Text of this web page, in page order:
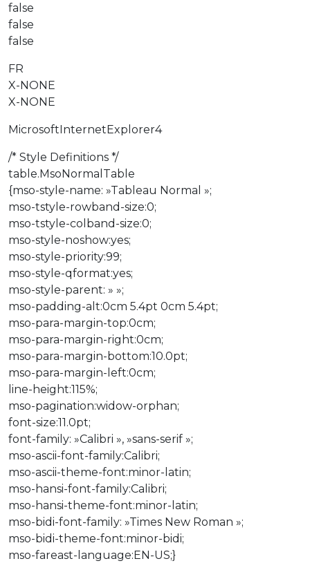
false
false
false
FR
X-NONE
X-NONE
MicrosoftInternetExplorer4
/* Style Definitions */
table.MsoNormalTable
{mso-style-name: »Tableau Normal »;
mso-tstyle-rowband-size:0;
mso-tstyle-colband-size:0;
mso-style-noshow:yes;
mso-style-priority:99;
mso-style-qformat:yes;
mso-style-parent: » »;
mso-padding-alt:0cm 5.4pt 0cm 5.4pt;
mso-para-margin-top:0cm;
mso-para-margin-right:0cm;
mso-para-margin-bottom:10.0pt;
mso-para-margin-left:0cm;
line-height:115%;
mso-pagination:widow-orphan;
font-size:11.0pt;
font-family: »Calibri », »sans-serif »;
mso-ascii-font-family:Calibri;
mso-ascii-theme-font:minor-latin;
mso-hansi-font-family:Calibri;
mso-hansi-theme-font:minor-latin;
mso-bidi-font-family: »Times New Roman »;
mso-bidi-theme-font:minor-bidi;
mso-fareast-language:EN-US;}